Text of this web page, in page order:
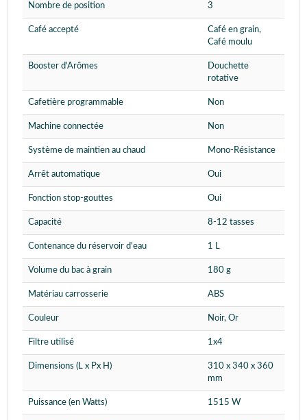
Nombre de position 3
Café accepté
Café en grain,
Café moulu
Booster d'Arômes
Douchette
rotative
Cafetière programmable Non
Machine connectée Non
Système de maintien au chaud Mono-Résistance
Arrêt automatique Oui
Fonction stop-gouttes Oui
Capacité 8-12 tasses
Contenance du réservoir d'eau 1 L
Volume du bac à grain 180 g
Matériau carrosserie ABS
Couleur Noir, Or
Filtre utilisé 1x4
Dimensions (L x Px H)
310 x 340 x 360
mm
Puissance (en Watts) 1515 W